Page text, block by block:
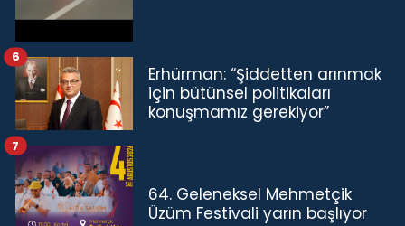
Erhürman: “Şiddetten arınmak
için bütünsel politikaları
konuşmamız gerekiyor”
6
64. Geleneksel Mehmetçik
Üzüm Festivali yarın başlıyor
7